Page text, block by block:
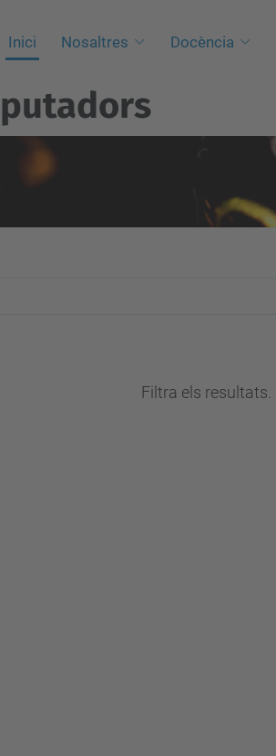
Inici Nosaltres Docència
Filtra els resultats.